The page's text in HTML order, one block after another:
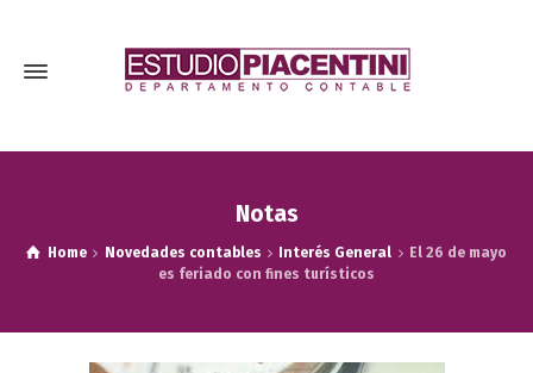
Notas
Home Novedades contables Interés General
El 26 de mayo
es feriado con fines turísticos